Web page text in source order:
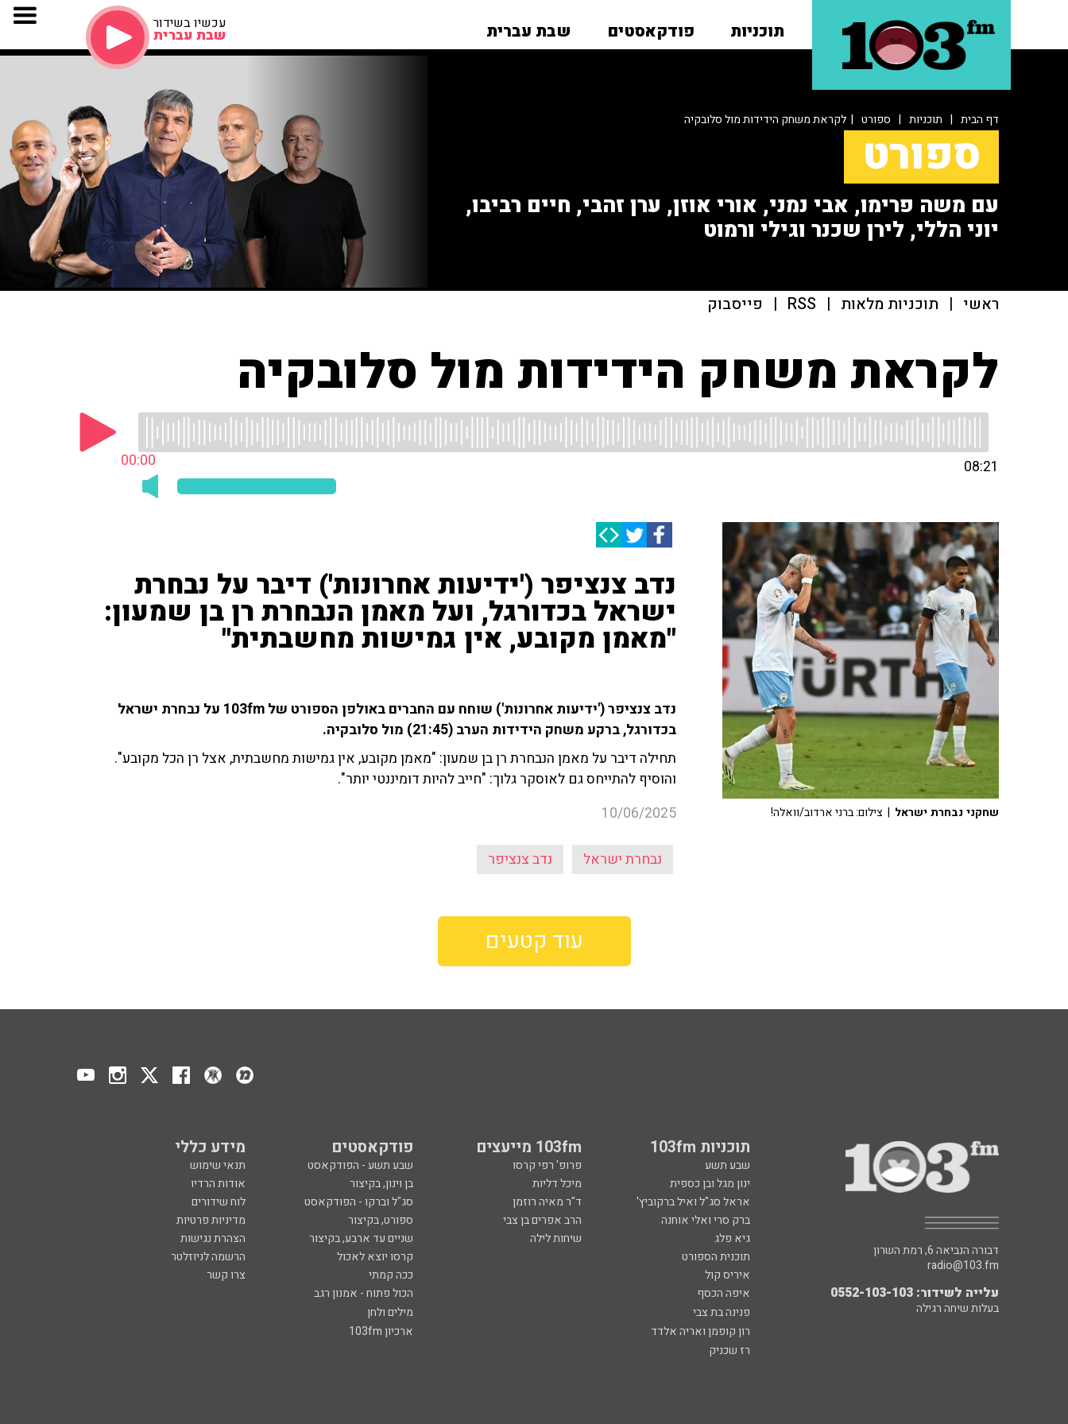
תוכניות פודקאסטים שבת עברית עכשיו בשידור
שבת עברית
דף הבית | תוכניות | ספורט | לקראת משחק הידידות מול סלובקיה
ספורט
עם משה פרימו, אבי נמני, אורי אוזן, ערן זהבי, חיים רביבו,
יוני הללי, לירן שכנר וגילי ורמוט
ראשי | תוכניות מלאות |
RSS
| פייסבוק
לקראת משחק הידידות מול סלובקיה
00:00 08:21
נדב צנציפר ('ידיעות אחרונות') דיבר על נבחרת
ישראל בכדורגל, ועל מאמן הנבחרת רן בן שמעון:
"מאמן מקובע, אין גמישות מחשבתית"
נדב צנציפר ('ידיעות אחרונות') שוחח עם החברים באולפן הספורט של 103fm על נבחרת ישראל
בכדורגל, ברקע משחק הידידות הערב (21:45) מול סלובקיה.
תחילה דיבר על מאמן הנבחרת רן בן שמעון: "מאמן מקובע, אין גמישות מחשבתית, אצל רן הכל מקובע".
והוסיף להתייחס גם לאוסקר גלוך: "חייב להיות דומיננטי יותר".
10/06/2025
נבחרת ישראל נדב צנציפר
שחקני נבחרת ישראל | צילום: ברני ארדוב/וואלה!
עוד קטעים
תוכניות 103fm 103fm מייעצים פודקאסטים מידע כללי
שבע תשע פרופ' רפי קרסו שבע תשע - הפודקאסט
תנאי שימוש
ינון מגל ובן כספית
מיכל דליות בן וינון, בקיצור
אודות הרדיו
אראל סג"ל ואיל ברקוביץ'
ד"ר מאיה רוזמן סג"ל וברקו - הפודקאסט
לוח שידורים
ברק סרי ואלי אוחנה
הרב אפרים בן צבי ספורט, בקיצור
מדיניות פרטיות
גיא פלג
שיחות לילה שניים עד ארבע, בקיצור
הצהרת נגישות
תוכנית הספורט
קרסו יוצא לאכול
הרשמה לניוזלטר
איריס קול
ככה קמתי
צרו קשר
איפה הכסף
הכול פתוח - אמנון רגב
פנינה בת צבי
מילים ולחן
רון קופמן ואריה אלדד
ארכיון 103fm
רז שכניק
דבורה הנביאה 6, רמת השרון
radio@103.fm
עלייה לשידור: 0552-103-103
בעלות שיחה רגילה